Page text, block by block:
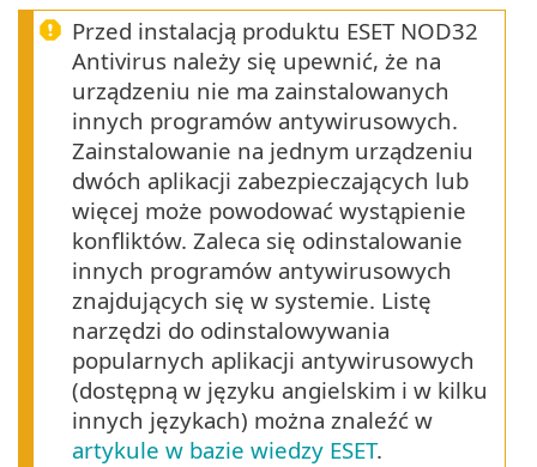
Przed instalacją produktu ESET NOD32
Antivirus należy się upewnić, że na
urządzeniu nie ma zainstalowanych
innych programów antywirusowych.
Zainstalowanie na jednym urządzeniu
dwóch aplikacji zabezpieczających lub
więcej może powodować wystąpienie
konfliktów. Zaleca się odinstalowanie
innych programów antywirusowych
znajdujących się w systemie. Listę
narzędzi do odinstalowywania
popularnych aplikacji antywirusowych
(dostępną w języku angielskim i w kilku
innych językach) można znaleźć w
artykule w bazie wiedzy ESET.